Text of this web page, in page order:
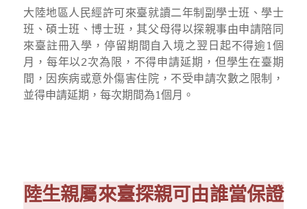
大陸地區人民經許可來臺就讀二年制副學士班、學士
班、碩士班、博士班，其父母得以探親事由申請陪同
來臺註冊入學，停留期間自入境之翌日起不得逾1個
月，每年以2次為限，不得申請延期，但學生在臺期
間，因疾病或意外傷害住院，不受申請次數之限制，
並得申請延期，每次期間為1個月。
陸生親屬來臺探親可由誰當保證